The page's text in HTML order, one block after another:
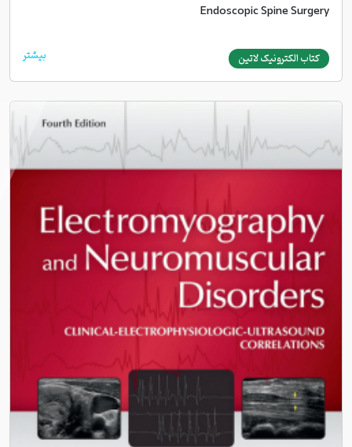
Endoscopic Spine Surgery
کتاب الکترونیک لاتین بیشتر